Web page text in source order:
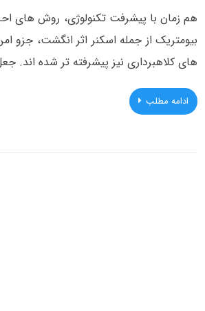
هم زمان با پیشرفت تکنولوژی، روش های
بیومتریک از جمله اسکنر اثر انگشت، جزو
های کلاهبرداری نیز پیشرفته تر شده اند.
ادامه مطلب